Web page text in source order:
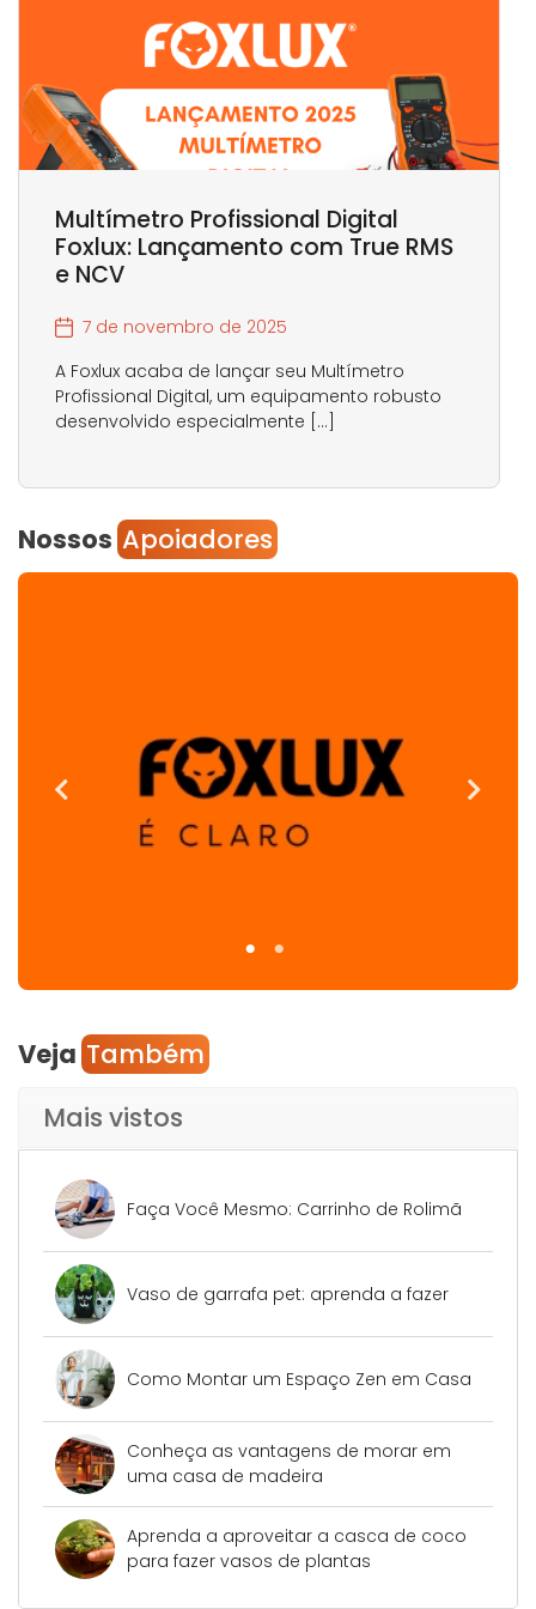
Multímetro Profissional Digital
Foxlux: Lançamento com True RMS
e NCV
7 de novembro de 2025
A Foxlux acaba de lançar seu Multímetro
Profissional Digital, um equipamento robusto
desenvolvido especialmente […]
Nossos Apoiadores
Veja Também
Mais vistos
Faça Você Mesmo: Carrinho de Rolimã
Vaso de garrafa pet: aprenda a fazer
Como Montar um Espaço Zen em Casa
Conheça as vantagens de morar em
uma casa de madeira
Aprenda a aproveitar a casca de coco
para fazer vasos de plantas